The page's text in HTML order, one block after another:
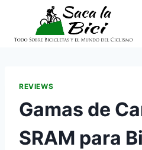
contenido
REVIEWS
Gamas de
SRAM para